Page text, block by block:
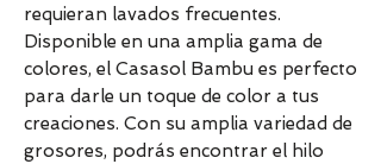
requieran lavados frecuentes.
Disponible en una amplia gama de
colores, el Casasol Bambu es perfecto
para darle un toque de color a tus
creaciones. Con su amplia variedad de
grosores, podrás encontrar el hilo